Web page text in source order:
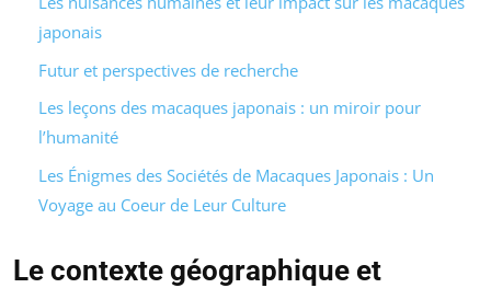
japonais
Futur et perspectives de recherche
Les leçons des macaques japonais : un miroir pour
l’humanité
Les Énigmes des Sociétés de Macaques Japonais : Un
Voyage au Coeur de Leur Culture
Le contexte géographique et